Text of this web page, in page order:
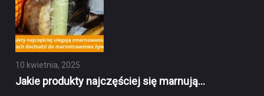
10 kwietnia, 2025
Jakie produkty najczęściej się marnują…